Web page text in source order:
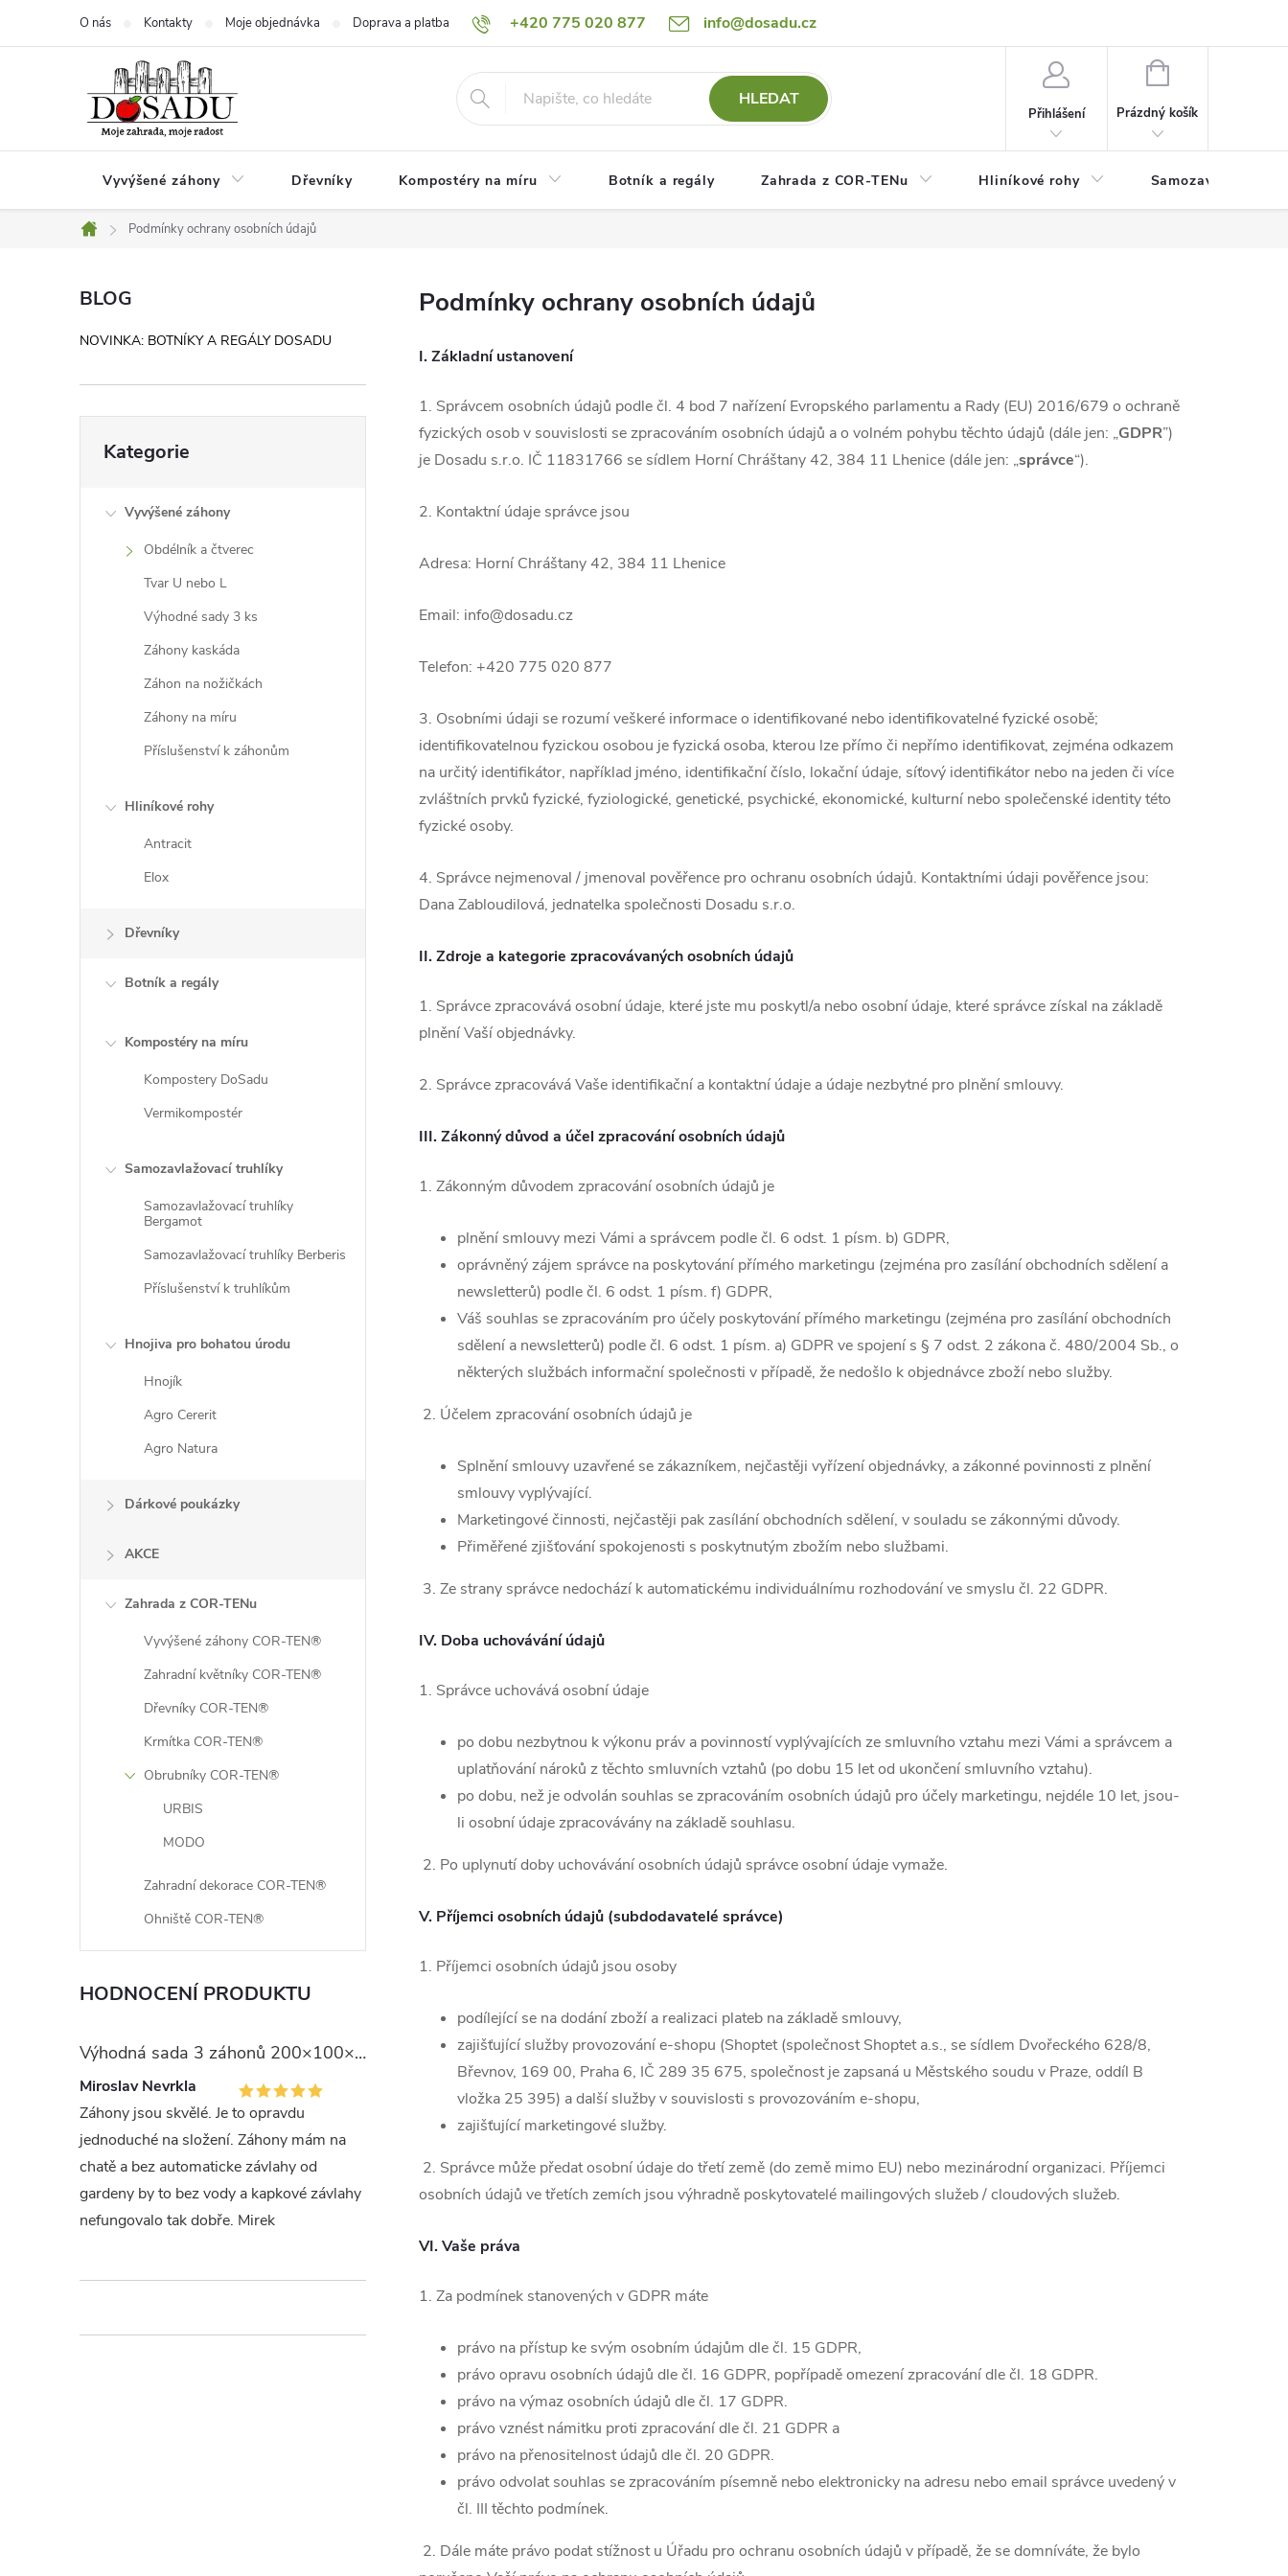
+420 775 020 877 info@dosadu.cz
O nás Kontakty Moje objednávka Doprava a platba Reklamace a vrácení zboží Blog Fotogalerie Návody
HLEDAT
Přihlášení
NÁKUPNÍ
Prázdný košík
Vyvýšené záhony Dřevníky Kompostéry na míru Botník a regály Zahrada z COR-TENu Hliníkové rohy Samozavlažovací
Domů
Podmínky ochrany osobních údajů
P
s
t
BLOG
NOVINKA: BOTNÍKY A REGÁLY DOSADU
kategorie
Kategorie
Vyvýšené záhony
Obdélník a čtverec
Tvar U nebo L
Výhodné sady 3 ks
Záhony kaskáda
Záhon na nožičkách
Záhony na míru
Příslušenství k záhonům
Hliníkové rohy
Antracit
Elox
Dřevníky
Botník a regály
Kompostéry na míru
Kompostery DoSadu
Vermikompostér
Samozavlažovací truhlíky
Samozavlažovací truhlíky
Bergamot
Samozavlažovací truhlíky Berberis
Příslušenství k truhlíkům
Hnojiva pro bohatou úrodu
Hnojík
Agro Cererit
Agro Natura
Dárkové poukázky
AKCE
Zahrada z COR-TENu
Vyvýšené záhony COR-TEN®
Zahradní květníky COR-TEN®
Dřevníky COR-TEN®
Krmítka COR-TEN®
Obrubníky COR-TEN®
URBIS
MODO
Zahradní dekorace COR-TEN®
Ohniště COR-TEN®
HODNOCENÍ PRODUKTU
Výhodná sada 3 záhonů 200×100×75 cm
Miroslav Nevrkla
Záhony jsou skvělé. Je to opravdu
jednoduché na složení. Záhony mám na
chatě a bez automaticke závlahy od
gardeny by to bez vody a kapkové závlahy
nefungovalo tak dobře. Mirek
Podmínky ochrany osobních údajů
I.Základní ustanovení
1. Správcem osobních údajů podle čl. 4 bod 7 nařízení Evropského parlamentu a Rady (EU) 2016/679 o ochraně
fyzických osob v souvislosti se zpracováním osobních údajů a o volném pohybu těchto údajů (dále jen: „GDPR”)
je Dosadu s.r.o. IČ 11831766 se sídlem Horní Chráštany 42, 384 11 Lhenice (dále jen: „správce“).
2. Kontaktní údaje správce jsou
Adresa: Horní Chráštany 42, 384 11 Lhenice
Email: info@dosadu.cz
Telefon: +420 775 020 877
3. Osobními údaji se rozumí veškeré informace o identifikované nebo identifikovatelné fyzické osobě;
identifikovatelnou fyzickou osobou je fyzická osoba, kterou lze přímo či nepřímo identifikovat, zejména odkazem
na určitý identifikátor, například jméno, identifikační číslo, lokační údaje, síťový identifikátor nebo na jeden či více
zvláštních prvků fyzické, fyziologické, genetické, psychické, ekonomické, kulturní nebo společenské identity této
fyzické osoby.
4. Správce nejmenoval / jmenoval pověřence pro ochranu osobních údajů. Kontaktními údaji pověřence jsou:
Dana Zabloudilová, jednatelka společnosti Dosadu s.r.o.
II.Zdroje a kategorie zpracovávaných osobních údajů
1. Správce zpracovává osobní údaje, které jste mu poskytl/a nebo osobní údaje, které správce získal na základě
plnění Vaší objednávky.
2. Správce zpracovává Vaše identifikační a kontaktní údaje a údaje nezbytné pro plnění smlouvy.
III.Zákonný důvod a účel zpracování osobních údajů
1. Zákonným důvodem zpracování osobních údajů je
plnění smlouvy mezi Vámi a správcem podle čl. 6 odst. 1 písm. b) GDPR,
oprávněný zájem správce na poskytování přímého marketingu (zejména pro zasílání obchodních sdělení a
newsletterů) podle čl. 6 odst. 1 písm. f) GDPR,
Váš souhlas se zpracováním pro účely poskytování přímého marketingu (zejména pro zasílání obchodních
sdělení a newsletterů) podle čl. 6 odst. 1 písm. a) GDPR ve spojení s § 7 odst. 2 zákona č. 480/2004 Sb., o
některých službách informační společnosti v případě, že nedošlo k objednávce zboží nebo služby.
2. Účelem zpracování osobních údajů je
Splnění smlouvy uzavřené se zákazníkem, nejčastěji vyřízení objednávky, a zákonné povinnosti z plnění
smlouvy vyplývající.
Marketingové činnosti, nejčastěji pak zasílání obchodních sdělení, v souladu se zákonnými důvody.
Přiměřené zjišťování spokojenosti s poskytnutým zbožím nebo službami.
3. Ze strany správce nedochází k automatickému individuálnímu rozhodování ve smyslu čl. 22 GDPR.
IV. Doba uchovávání údajů
1. Správce uchovává osobní údaje
po dobu nezbytnou k výkonu práv a povinností vyplývajících ze smluvního vztahu mezi Vámi a správcem a
uplatňování nároků z těchto smluvních vztahů (po dobu 15 let od ukončení smluvního vztahu).
po dobu, než je odvolán souhlas se zpracováním osobních údajů pro účely marketingu, nejdéle 10 let, jsou-
li osobní údaje zpracovávány na základě souhlasu.
2. Po uplynutí doby uchovávání osobních údajů správce osobní údaje vymaže.
V. Příjemci osobních údajů (subdodavatelé správce)
1. Příjemci osobních údajů jsou osoby
podílející se na dodání zboží a realizaci plateb na základě smlouvy,
zajišťující služby provozování e-shopu (Shoptet (společnost Shoptet a.s., se sídlem Dvořeckého 628/8,
Břevnov, 169 00, Praha 6, IČ 289 35 675, společnost je zapsaná u Městského soudu v Praze, oddíl B
vložka 25 395) a další služby v souvislosti s provozováním e-shopu,
zajišťující marketingové služby.
2. Správce může předat osobní údaje do třetí země (do země mimo EU) nebo mezinárodní organizaci. Příjemci
osobních údajů ve třetích zemích jsou výhradně poskytovatelé mailingových služeb / cloudových služeb.
VI.Vaše práva
1. Za podmínek stanovených v GDPR máte
právo na přístup ke svým osobním údajům dle čl. 15 GDPR,
právo opravu osobních údajů dle čl. 16 GDPR, popřípadě omezení zpracování dle čl. 18 GDPR.
právo na výmaz osobních údajů dle čl. 17 GDPR.
právo vznést námitku proti zpracování dle čl. 21 GDPR a
právo na přenositelnost údajů dle čl. 20 GDPR.
právo odvolat souhlas se zpracováním písemně nebo elektronicky na adresu nebo email správce uvedený v
čl. III těchto podmínek.
2. Dále máte právo podat stížnost u Úřadu pro ochranu osobních údajů v případě, že se domníváte, že bylo